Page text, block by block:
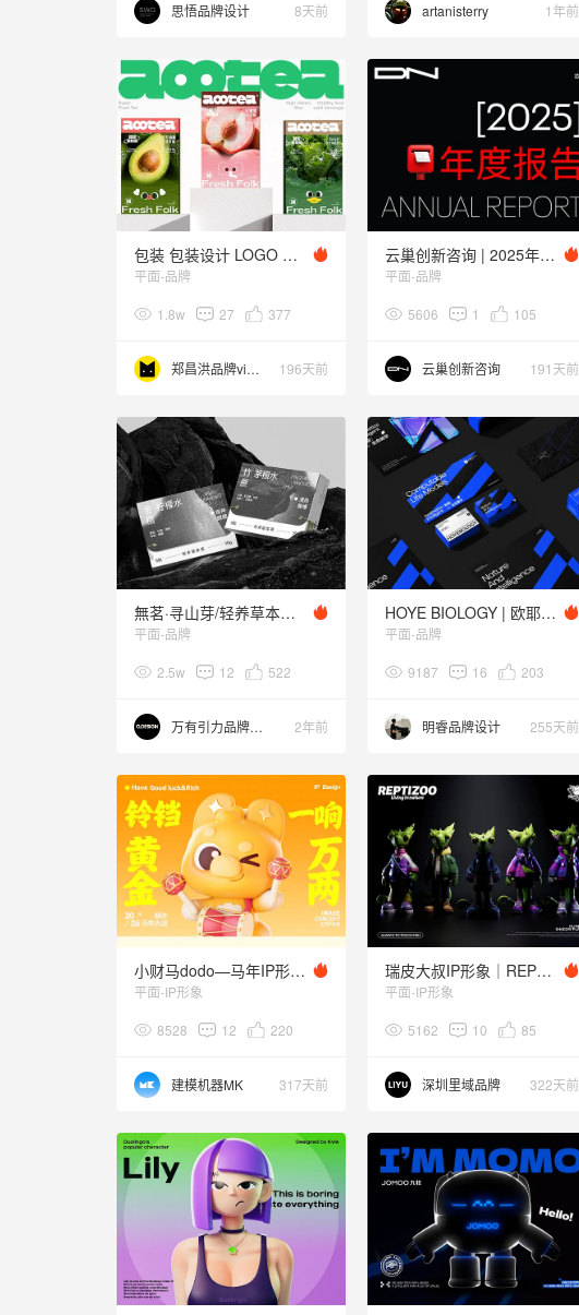
思悟品牌设计 8天前 artanisterry 1年前
包装 包装设计 LOGO VI VI设计 代餐品牌设计 食品包装
平面-品牌
1.8w 27 377
郑昌洪品牌vi包装 196天前
云巢创新咨询 | 2025年度作品合集
平面-品牌
5606 1 105
云巢创新咨询 191天前
無茗·寻山芽/轻养草本茶品牌全案设计
平面-品牌
2.5w 12 522
万有引力品牌设计 2年前
HOYE BIOLOGY | 欧耶科技品牌设计提案
平面-品牌
9187 16 203
明睿品牌设计 255天前
小财马dodo—马年IP形象美陈周边（可授权）
平面-IP形象
8528 12 220
建模机器MK 317天前
瑞皮大叔IP形象｜REPTIZOO
平面-IP形象
5162 10 85
深圳里域品牌 322天前